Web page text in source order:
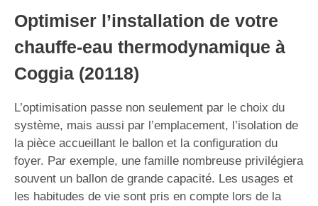
Optimiser l’installation de votre
chauffe-eau thermodynamique à
Coggia (20118)
L’optimisation passe non seulement par le choix du
système, mais aussi par l’emplacement, l’isolation de
la pièce accueillant le ballon et la configuration du
foyer. Par exemple, une famille nombreuse privilégiera
souvent un ballon de grande capacité. Les usages et
les habitudes de vie sont pris en compte lors de la